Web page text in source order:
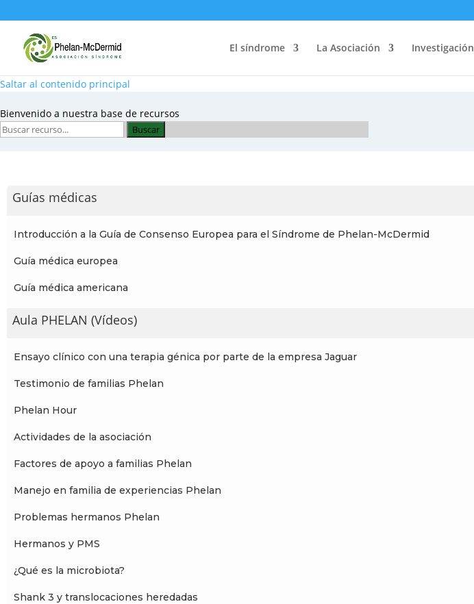
El síndrome La Asociación Investigación
Saltar al contenido principal
Bienvenido a nuestra base de recursos
Buscar
Guías médicas
Introducción a la Guía de Consenso Europea para el Síndrome de Phelan-McDermid
Guía médica europea
Guía médica americana
Aula PHELAN (Vídeos)
Ensayo clínico con una terapia génica por parte de la empresa Jaguar
Testimonio de familias Phelan
Phelan Hour
Actividades de la asociación
Factores de apoyo a familias Phelan
Manejo en familia de experiencias Phelan
Problemas hermanos Phelan
Hermanos y PMS
¿Qué es la microbiota?
Shank 3 y translocaciones heredadas